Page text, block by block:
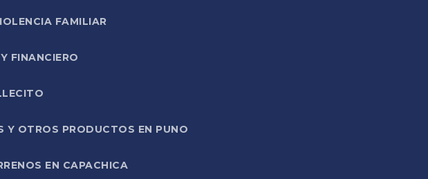
FAMILIAR
FINANCIERO
Y OTROS PRODUCTOS EN PUNO
EN CAPACHICA